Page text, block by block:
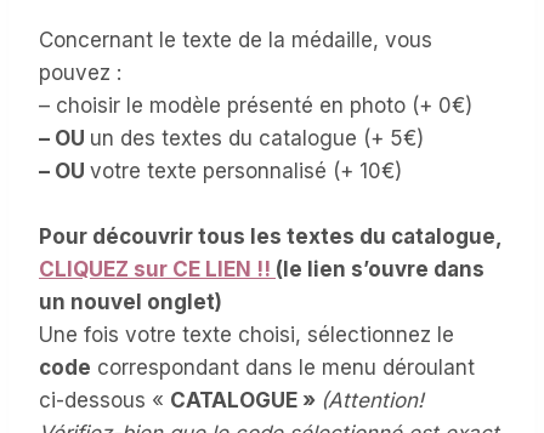
Concernant le texte de la médaille, vous
pouvez :
– choisir le modèle présenté en photo (+ 0€)
– OU un des textes du catalogue (+ 5€)
– OU votre texte personnalisé (+ 10€)
Pour découvrir tous les textes du catalogue,
CLIQUEZ sur CE LIEN !! (le lien s’ouvre dans
un nouvel onglet)
Une fois votre texte choisi, sélectionnez le
code correspondant dans le menu déroulant
ci-dessous « CATALOGUE » (Attention!